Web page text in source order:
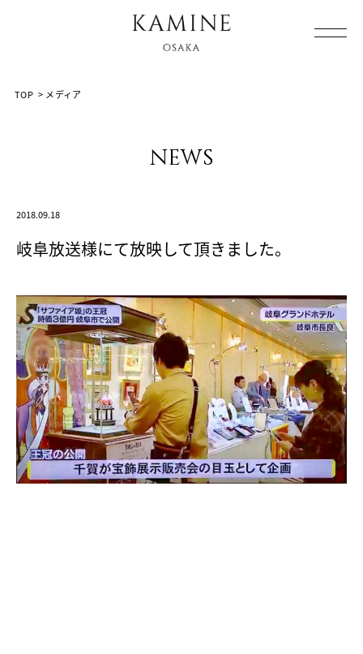
TOP > メディア
news
2018.09.18
岐阜放送様にて放映して頂きました。